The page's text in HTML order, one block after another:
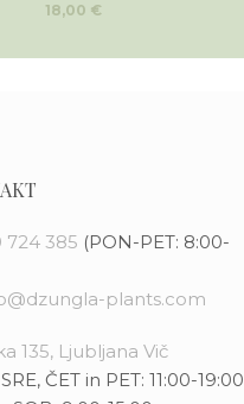
18,00 €
724 385 (PON-PET: 8:00-
plants.com
135, Ljubljana Vič
ČET in PET: 11:00-19:00